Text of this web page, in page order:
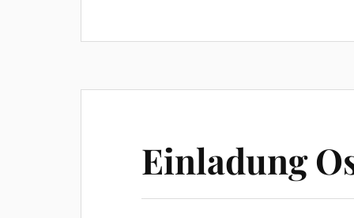
Einladung